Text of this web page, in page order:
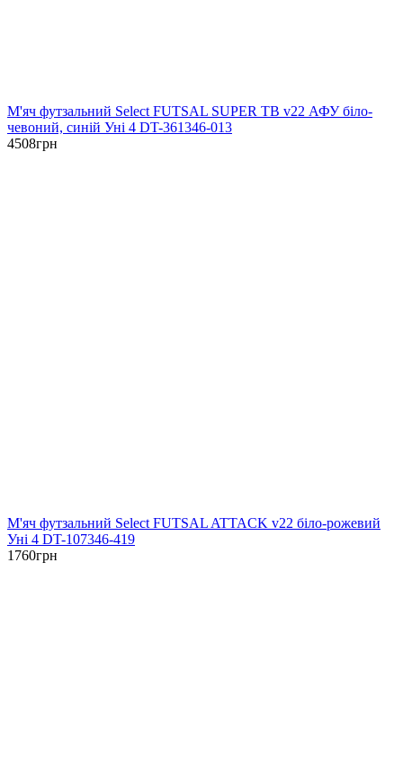
М'яч футзальний Select FUTSAL SUPER TB v22 АФУ біло-
чевоний, синій Уні 4 DT-361346-013
4508грн
М'яч футзальний Select FUTSAL ATTACK v22 біло-рожевий
Уні 4 DT-107346-419
1760грн